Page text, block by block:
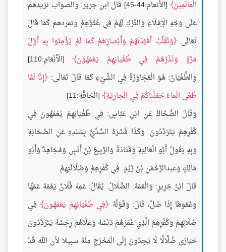
الْعالَمِينَ
[الأنعام:44-45] قال ابن جرير: والصواب نزيدهم
عَلَى وَجْهِ الْإِمْلَاءِ وَالتَّرْكِ لَهُمْ فِي عُتُوِّهِمْ وتمردهم كَمَا قَالَ
تَعَالَى
وَنُقَلِّبُ أَفْئِدَتَهُمْ وَأَبْصارَهُمْ كَما لَمْ يُؤْمِنُوا بِهِ أَوَّلَ
مَرَّةٍ وَنَذَرُهُمْ فِي طُغْيانِهِمْ يَعْمَهُونَ
[الْأَنْعَامِ:110]
وَالطُّغْيَانُ: هُوَ الْمُجَاوَزَةُ فِي الشَّيْءِ كَمَا قَالَ تَعَالَى: إِنَّا لَمَّا
طَغَى الْماءُ حَمَلْناكُمْ فِي الْجارِيَةِ [الْحَاقَّةِ:11]
وَقَالَ الضَّحَّاكُ عَنِ ابْنِ عَبَّاسٍ: فِي طُغْيَانِهِمْ يَعْمَهُونَ فِي
كُفْرِهِمْ يَتَرَدَّدُونَ. وَكَذَا فَسَّرَهُ السُّدِّيُّ بِسَنَدِهِ عَنِ الصَّحَابَةِ
وَبِهِ يَقُولُ أَبُو الْعَالِيَةِ وَقَتَادَةُ وَالرَّبِيعُ بْنُ أَنَسٍ وَمُجَاهِدٌ وَأَبُو
مَالِكٍ وَعبدالرَّحْمَنِ بْنُ زَيْدٍ: فِي كُفْرِهِمْ وَضَلَالَتِهِمْ.
قَالَ ابْنُ جَرِيرٍ: وَالْعَمَهُ: الضَّلَالُ. يُقَالُ: عَمِهَ فُلَانٌ يَعْمَهُ عَمَهًا
وَعُمُوهًا إِذَا ضَلَّ، قَالَ: وَقَوْلُهُ فِي طُغْيَانِهِمْ يَعْمَهُونَ فِي
ضَلَالِهِمْ وَكُفْرِهِمُ الَّذِي غَمَرَهُمْ دَنَسُهُ وَعَلَاهُمْ رِجْسُهُ يَتَرَدَّدُونَ
حَيَارَى ضُلَّالًا لَا يَجِدُونَ إِلَى الْمَخْرَجِ مِنْهُ سبيلا لأن الله قَدْ